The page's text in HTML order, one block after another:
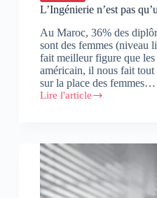
L’Ingénierie n’est pas
Au Maroc, 36% des
sont des femmes (niveau
fait meilleur figure que
américain, il nous fait
sur la place des femmes…
Lire l'article
L’Ingénierie
question
d’hommes
!